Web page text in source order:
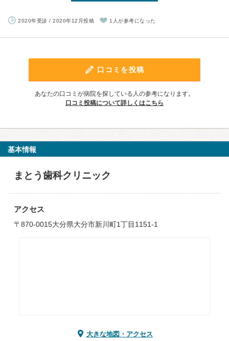
2020年受診 / 2020年12月投稿 1人が参考になった
口コミを投稿
あなたの口コミが病院を探している人の参考になります。
口コミ投稿について詳しくはこちら
基本情報
まとう歯科クリニック
アクセス
〒870-0015大分県大分市新川町1丁目1151-1
大きな地図・アクセス